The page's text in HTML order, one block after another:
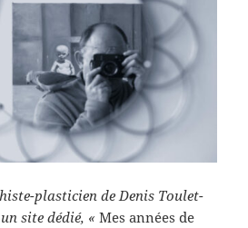
plasticien de Denis Toulet-
site dédié, «Mes années de